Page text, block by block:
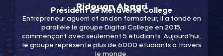
Ridouan Abagri
Président de Metaverse College
Entrepreneur aguerri et ancien formateur, il a fondé en
parallèle le groupe Digital College en 2015,
commençant avec seulement 5 étudiants. Aujourd’hui,
le groupe représente plus de 6000 étudiants à travers
le monde.